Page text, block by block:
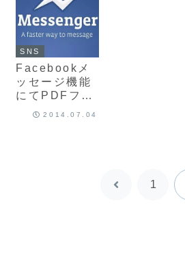
SNS
Facebookメ
ッセージ機能
にてPDFファ
イルなどを添
2014.07.04
前
1